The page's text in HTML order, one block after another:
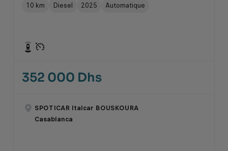
10 km Diesel 2025 Automatique
352 000 Dhs
SPOTICAR Italcar BOUSKOURA
Casablanca